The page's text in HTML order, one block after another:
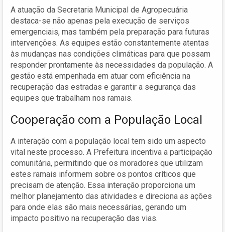
A atuação da Secretaria Municipal de Agropecuária
destaca-se não apenas pela execução de serviços
emergenciais, mas também pela preparação para futuras
intervenções. As equipes estão constantemente atentas
às mudanças nas condições climáticas para que possam
responder prontamente às necessidades da população. A
gestão está empenhada em atuar com eficiência na
recuperação das estradas e garantir a segurança das
equipes que trabalham nos ramais.
Cooperação com a População Local
A interação com a população local tem sido um aspecto
vital neste processo. A Prefeitura incentiva a participação
comunitária, permitindo que os moradores que utilizam
estes ramais informem sobre os pontos críticos que
precisam de atenção. Essa interação proporciona um
melhor planejamento das atividades e direciona as ações
para onde elas são mais necessárias, gerando um
impacto positivo na recuperação das vias.